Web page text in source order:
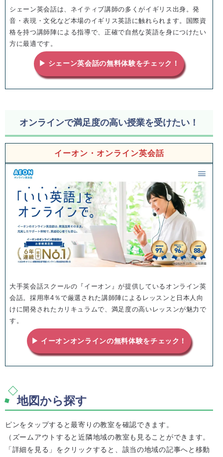
シェーン英会話は、ネイティブ講師の多くがイギリス出身。発
音・表現・文化など本場のイギリス英語に触れられます。国際資
格を持つ講師陣による指導で、正確で自然な英語を身につけたい
方に最適です。
▶ シェーン英会話の無料体験をチェック！
オンラインで満足度の高い授業を受けたい！
イーオン・オンライン英会話
大手英会話スクールの『イーオン』が提供しているオンライン英
会話。採用率4％で厳選された講師陣によるレッスンと日本人向
けに開発されたカリキュラムで、満足度の高いレッスンが魅力で
す。
▶ イーオンオンラインの無料体験をチェック！
地図から探す
ピンをタップすると最寄りの教室を確認できます。
（ズームアウトすると近隣地域の教室も見ることができます。
「詳細を見る」をクリックすると、該当の地域の記事へと移動